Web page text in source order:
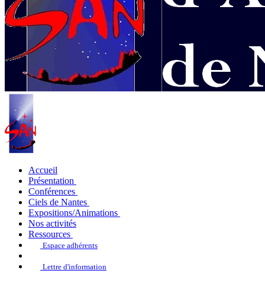
Accueil
Présentation
Conférences
Ciels de Nantes
Expositions/Animations
Nos activités
Ressources
Espace adhérents
Lettre d'information